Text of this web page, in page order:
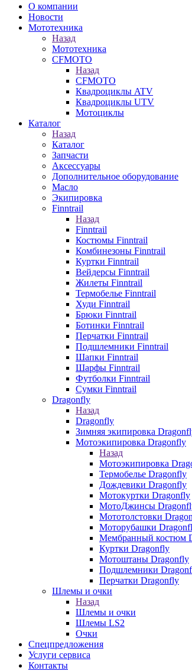
О компании
Новости
Мототехника
Назад
Мототехника
CFMOTO
Назад
CFMOTO
Квадроциклы ATV
Квадроциклы UTV
Мотоциклы
Каталог
Назад
Каталог
Запчасти
Аксессуары
Дополнительное оборудование
Масло
Экипировка
Finntrail
Назад
Finntrail
Костюмы Finntrail
Комбинезоны Finntrail
Куртки Finntrail
Вейдерсы Finntrail
Жилеты Finntrail
Термобелье Finntrail
Худи Finntrail
Брюки Finntrail
Ботинки Finntrail
Перчатки Finntrail
Подшлемники Finntrail
Шапки Finntrail
Шарфы Finntrail
Футболки Finntrail
Сумки Finntrail
Dragonfly
Назад
Dragonfly
Зимняя экипировка
Мотоэкипировка Dragonfly
Назад
Мотоэкипировка
Термобелье Dragonfly
Дождевики Dragonfly
Мотокуртки Dragonfly
МотоДжинсы
Мототолстовки
Моторубашки
Мембранный костюм
Куртки Dragonfly
Мотоштаны Dragonfly
Подшлемники
Перчатки Dragonfly
Шлемы и очки
Назад
Шлемы и очки
Шлемы LS2
Очки
Спецпредложения
Услуги сервиса
Контакты